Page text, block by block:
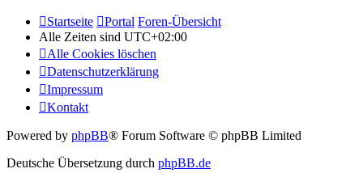
Startseite Portal Foren-Übersicht
Alle Zeiten sind UTC+02:00
Alle Cookies löschen
Datenschutzerklärung
Impressum
Kontakt
Powered by phpBB® Forum Software © phpBB Limited
Deutsche Übersetzung durch phpBB.de